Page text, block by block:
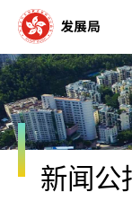
容
开
始
新闻公